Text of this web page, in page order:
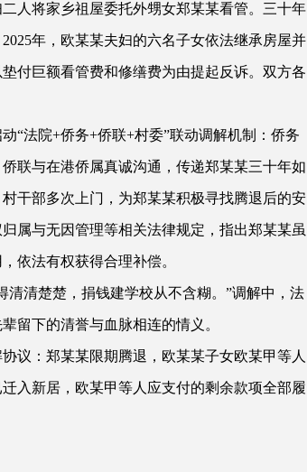
二人将家乡祖屋委托外甥女郑某某看管。三十年
年，欧某某夫妇的六名子女依法继承房屋并
付巨额看管费和修缮费为由提起反诉。双方各
“法院+侨务+侨联+村委”联动调解机制：侨务
联与在港侨属真诚沟通，传递郑某某三十年如
干部多次上门，为郑某某积极寻找腾退后的安
属与无因管理等相关法律规定，指出郑某某虽
依法有权获得合理补偿。
清楚楚，捐钱建学校从不含糊。”调解中，法
留下的清誉与血脉相连的情义。
：郑某某限期腾退，欧某某子女欧某甲等人
入新居，欧某甲等人应支付的剩余款项全部履